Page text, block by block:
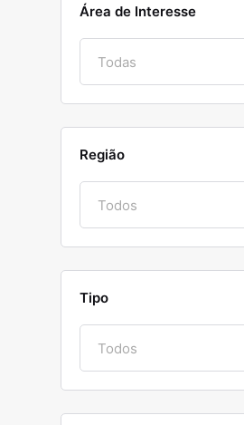
Área de Interesse
Região
Tipo